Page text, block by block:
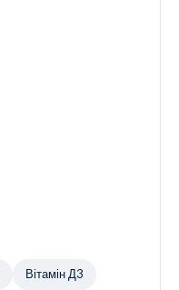
Вітамін Д3